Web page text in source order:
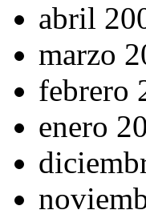
abril
marzo
febrero
enero